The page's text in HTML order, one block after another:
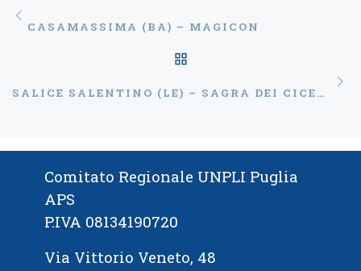
Navigazione articoli
Articolo precedente
CASAMASSIMA (BA) – MAGICON
SALICE SALENTINO (LE) – SAGRA DEI CICERI E TRIA E DEL NEGROAMARO
Comitato Regionale UNPLI Puglia
APS
P.IVA 08134190720
Via Vittorio Veneto, 48